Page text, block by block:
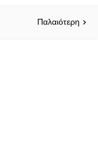
Παλαιότερη